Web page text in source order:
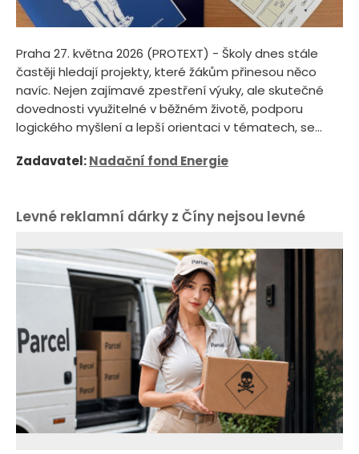
Praha 27. května 2026 (PROTEXT) - Školy dnes stále
častěji hledají projekty, které žákům přinesou něco
navíc. Nejen zajímavé zpestření výuky, ale skutečné
dovednosti využitelné v běžném životě, podporu
logického myšlení a lepší orientaci v tématech, se...
Zadavatel:Nadační fond Energie
Levné reklamní dárky z Číny nejsou levné